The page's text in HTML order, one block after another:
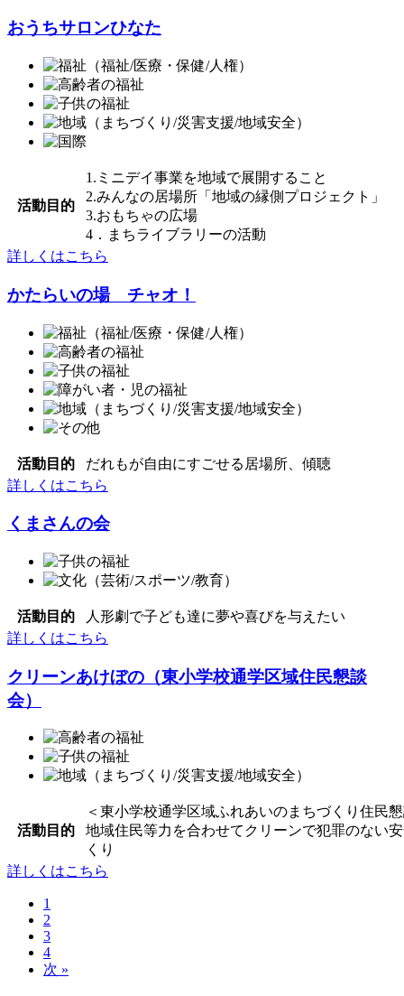
おうちサロンひなた
活動目的
1.ミニデイ事業を地域で展開すること
2.みんなの居場所「地域の縁側プロジェクト」
3.おもちゃの広場
4．まちライブラリーの活動
詳しくはこちら
かたらいの場 チャオ！
活動目的
だれもが自由にすごせる居場所、傾聴
詳しくはこちら
くまさんの会
活動目的
人形劇で子ども達に夢や喜びを与えたい
詳しくはこちら
クリーンあけぼの（東小学校通学区域住民懇談
会）
活動目的
＜東小学校通学区域ふれあいのまちづくり住民
地域住民等力を合わせてクリーンで犯罪のない
くり
詳しくはこちら
1
2
3
4
次 »